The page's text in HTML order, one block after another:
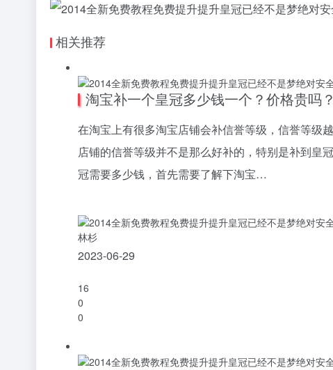
相关推荐
淘宝补一个皇冠多少钱一个？价格贵吗？
在淘宝上有很多淘宝店铺会补信誉等级，信誉等级
店铺的信誉等级并不是那么好补的，特别是补到皇
冠需要多少钱，首先需要了解下淘宝…
林杉
2023-06-29
16
0
0